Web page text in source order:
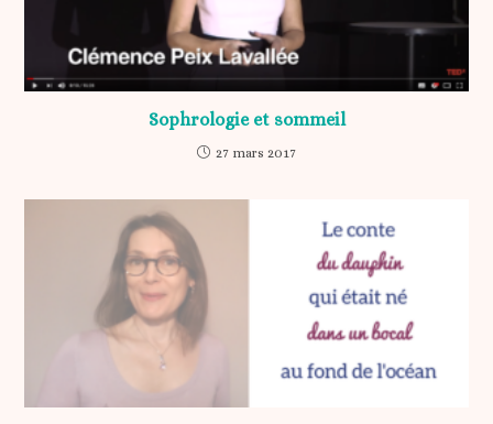
Sophrologie et sommeil
27 mars 2017